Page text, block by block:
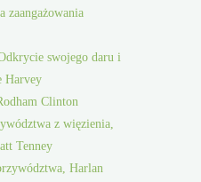
zaangażowania
swojego daru i
Harvey
Clinton
z więzienia,
Tenney
Harlan